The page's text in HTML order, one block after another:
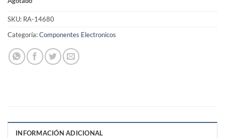
SKU: RA-14680
Categoría:Componentes Electronicos
INFORMACIÓN ADICIONAL